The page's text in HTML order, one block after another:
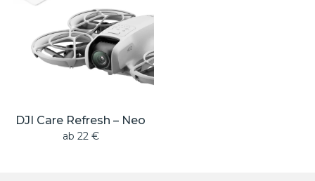
DJI Care Refresh – Neo
ab 22 €